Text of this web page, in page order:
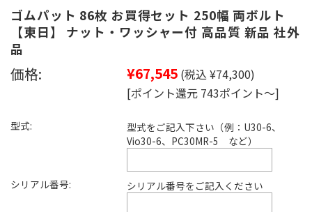
ゴムパット 86枚 お買得セット 250幅 両ボルト
【東日】 ナット・ワッシャー付 高品質 新品 社外
品
価格: ¥67,545 (税込 ¥74,300)
[ポイント還元 743ポイント～]
型式:
型式をご記入下さい（例：U30-6、
Vio30-6、PC30MR-5 など）
シリアル番号: シリアル番号をご記入ください